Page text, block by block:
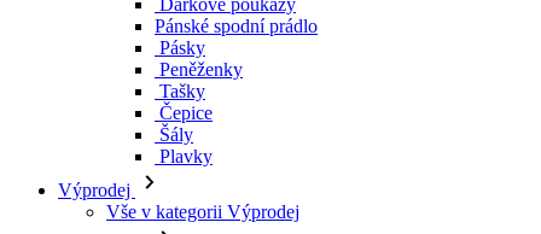
Dárkové poukazy
Pánské spodní prádlo
Pásky
Peněženky
Tašky
Čepice
Šály
Plavky
Výprodej
Vše v kategorii Výprodej